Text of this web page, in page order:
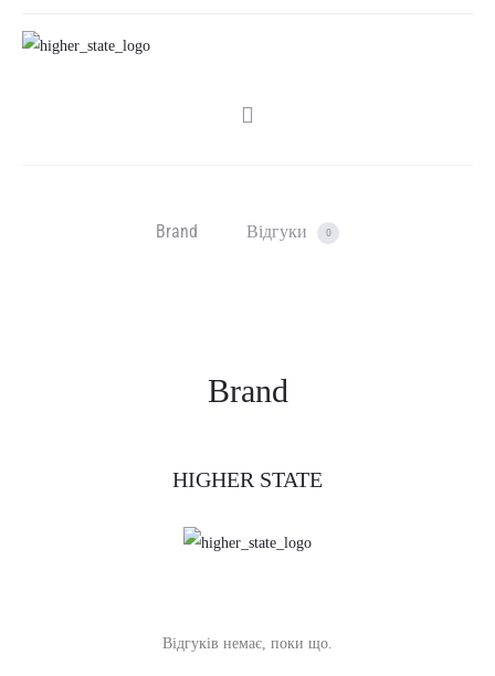
SHARE
Brand Відгуки 0
Brand
HIGHER STATE
Відгуків немає, поки що.